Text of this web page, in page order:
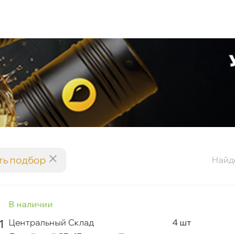
подбор
наличии
Центральный Склад
4 шт